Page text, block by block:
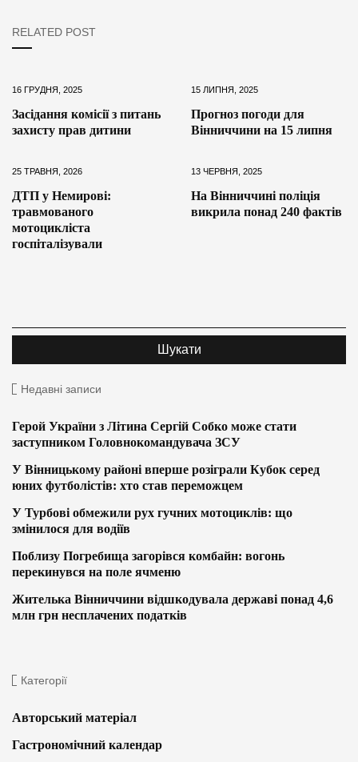
RELATED POST
16 ГРУДНЯ, 2025
Засідання комісії з питань
захисту прав дитини
15 ЛИПНЯ, 2025
Прогноз погоди для
Вінниччини на 15 липня
25 ТРАВНЯ, 2026
ДТП у Немирові:
травмованого
мотоцикліста
госпіталізували
13 ЧЕРВНЯ, 2025
На Вінниччині поліція
викрила понад 240 фактів
Недавні записи
Герой України з Літина Сергій Собко може стати
заступником Головнокомандувача ЗСУ
У Вінницькому районі вперше розіграли Кубок серед
юних футболістів: хто став переможцем
У Турбові обмежили рух гучних мотоциклів: що
змінилося для водіїв
Поблизу Погребища загорівся комбайн: вогонь
перекинувся на поле ячменю
Жителька Вінниччини відшкодувала державі понад 4,6
млн грн несплачених податків
Категорії
Авторський матеріал
Гастрономічний календар